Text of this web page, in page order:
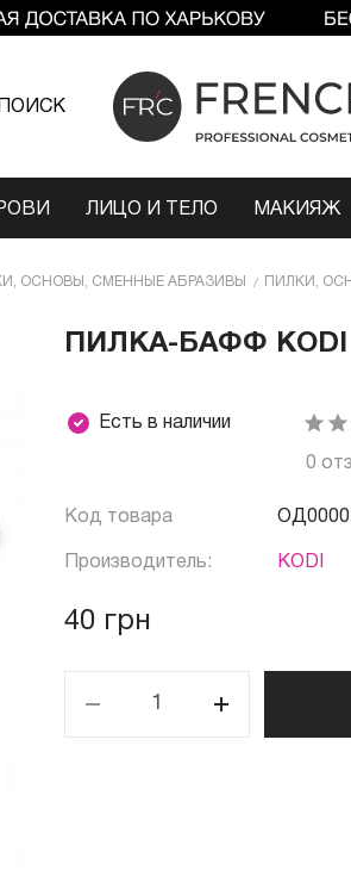
ПОИСК
ЛИЦО И ТЕЛО МАКИЯЖ
ОСНОВЫ, СМЕННЫЕ АБРАЗИВЫ ПИЛКИ,
ПИЛКА-БАФФ КODI
Есть в наличии
0
Код товара
Производитель: KODI
40 грн